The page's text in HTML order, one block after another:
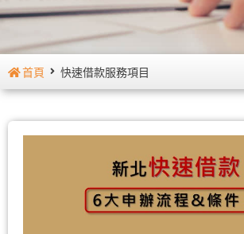
首頁 快速借款服務項目